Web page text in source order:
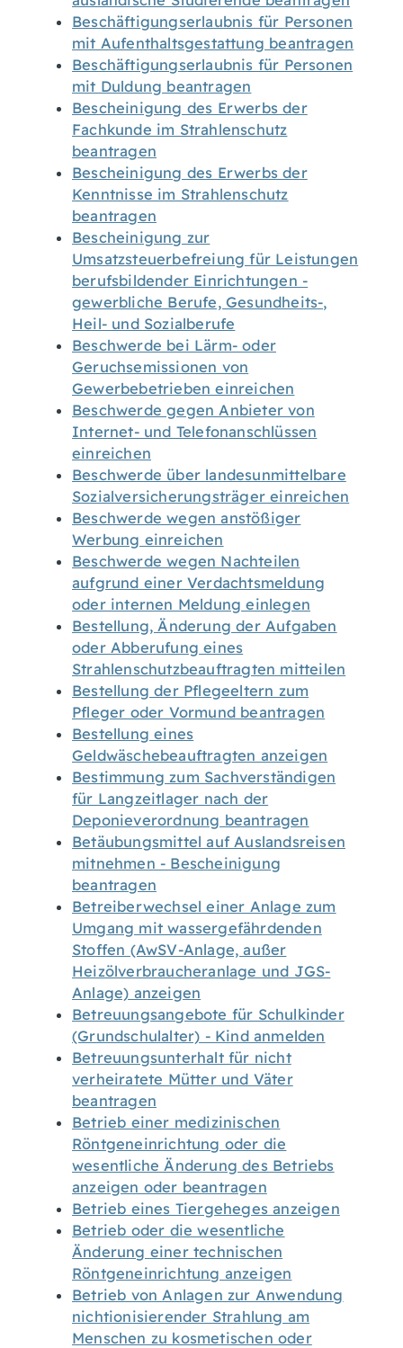
Beschäftigungserlaubnis für Personen
mit Aufenthaltsgestattung beantragen
Beschäftigungserlaubnis für Personen
mit Duldung beantragen
Bescheinigung des Erwerbs der
Fachkunde im Strahlenschutz
beantragen
Bescheinigung des Erwerbs der
Kenntnisse im Strahlenschutz
beantragen
Bescheinigung zur
Umsatzsteuerbefreiung für Leistungen
berufsbildender Einrichtungen -
gewerbliche Berufe, Gesundheits-,
Heil- und Sozialberufe
Beschwerde bei Lärm- oder
Geruchsemissionen von
Gewerbebetrieben einreichen
Beschwerde gegen Anbieter von
Internet- und Telefonanschlüssen
einreichen
Beschwerde über landesunmittelbare
Sozialversicherungsträger einreichen
Beschwerde wegen anstößiger
Werbung einreichen
Beschwerde wegen Nachteilen
aufgrund einer Verdachtsmeldung
oder internen Meldung einlegen
Bestellung, Änderung der Aufgaben
oder Abberufung eines
Strahlenschutzbeauftragten mitteilen
Bestellung der Pflegeeltern zum
Pfleger oder Vormund beantragen
Bestellung eines
Geldwäschebeauftragten anzeigen
Bestimmung zum Sachverständigen
für Langzeitlager nach der
Deponieverordnung beantragen
Betäubungsmittel auf Auslandsreisen
mitnehmen - Bescheinigung
beantragen
Betreiberwechsel einer Anlage zum
Umgang mit wassergefährdenden
Stoffen (AwSV-Anlage, außer
Heizölverbraucheranlage und JGS-
Anlage) anzeigen
Betreuungsangebote für Schulkinder
(Grundschulalter) - Kind anmelden
Betreuungsunterhalt für nicht
verheiratete Mütter und Väter
beantragen
Betrieb einer medizinischen
Röntgeneinrichtung oder die
wesentliche Änderung des Betriebs
anzeigen oder beantragen
Betrieb eines Tiergeheges anzeigen
Betrieb oder die wesentliche
Änderung einer technischen
Röntgeneinrichtung anzeigen
Betrieb von Anlagen zur Anwendung
nichtionisierender Strahlung am
Menschen zu kosmetischen oder